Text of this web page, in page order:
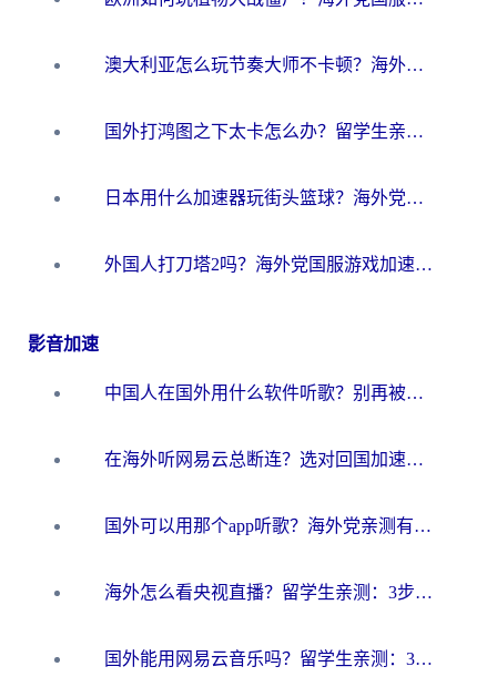
澳大利亚怎么玩节奏大师不卡顿？海外党国服游戏加速终极指南
国外打鸿图之下太卡怎么办？留学生亲测有效的国服游戏加速方案
日本用什么加速器玩街头篮球？海外党国服游戏不卡顿的终极攻略
外国人打刀塔2吗？海外党国服游戏加速避坑全攻略
影音加速
中国人在国外用什么软件听歌？别再被地域限制卡脖子，这篇教你轻松解锁国内音乐库
在海外听网易云总断连？选对回国加速器，告别地区限制和卡顿
国外可以用那个app听歌？海外党亲测有效的回国加速方案，轻松听国内音乐听书
海外怎么看央视直播？留学生亲测：3步解决版权限制+追剧自由
国外能用网易云音乐吗？留学生亲测：3步解决海外听歌难题